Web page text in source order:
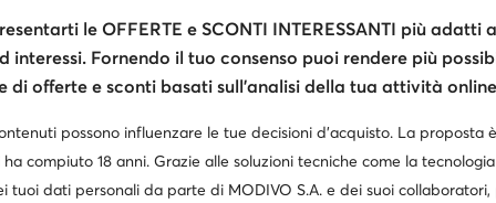
di eseguire campagne pubblicitarie, compresi i
I TUOI DATI?
e su diverse basi legali a seconda delle
svolgere attività di marketing, analisi di mercato e
o identificare le frodi. Dettagli di seguito.
le OFFERTE e SCONTI INTERESSANTI più adatti
interessi. Fornendo il tuo consenso puoi rendere più
di offerte e sconti basati sull’analisi della tua attività
possono influenzare le tue decisioni d’acquisto. La proposta
compiuto 18 anni. Grazie alle soluzioni tecniche come la
tuoi dati personali da parte di MODIVO S.A. e dei suoi collaboratori,